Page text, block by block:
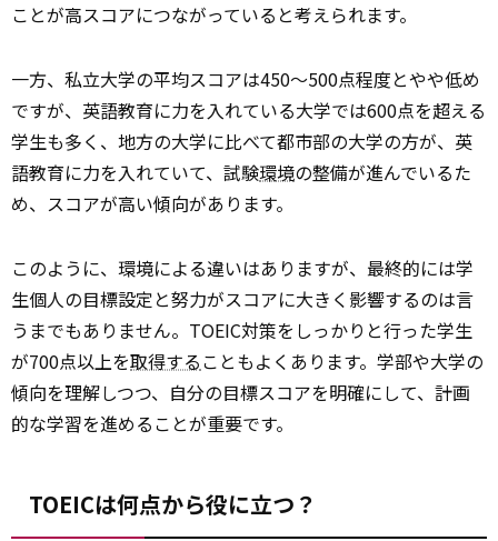
ことが高スコアにつながっていると考えられます。
一方、私立大学の平均スコアは450～500点程度とやや低め
ですが、英語教育に力を入れている大学では600点を超える
学生も多く、地方の大学に比べて都市部の大学の方が、英
語教育に力を入れていて、試験環境の整備が進んでいるた
め、スコアが高い傾向があります。
このように、環境による違いはありますが、最終的には学
生個人の目標設定と努力がスコアに大きく影響するのは言
うまでもありません。TOEIC対策をしっかりと行った学生
が700点以上を取得することもよくあります。学部や大学の
傾向を理解しつつ、自分の目標スコアを明確にして、計画
的な学習を進めることが重要です。
TOEICは何点から役に立つ？